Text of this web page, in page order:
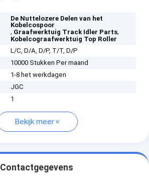
De Nuttelozere Delen van het
Kobelcospoor
, Graafwerktuig Track Idler Parts,
Kobelcograafwerktuig Top Roller
L/C, D/A, D/P, T/T, D/P
10000 Stukken Per maand
1-8 het werkdagen
JGC
1
Bekijk meer
Contactgegevens